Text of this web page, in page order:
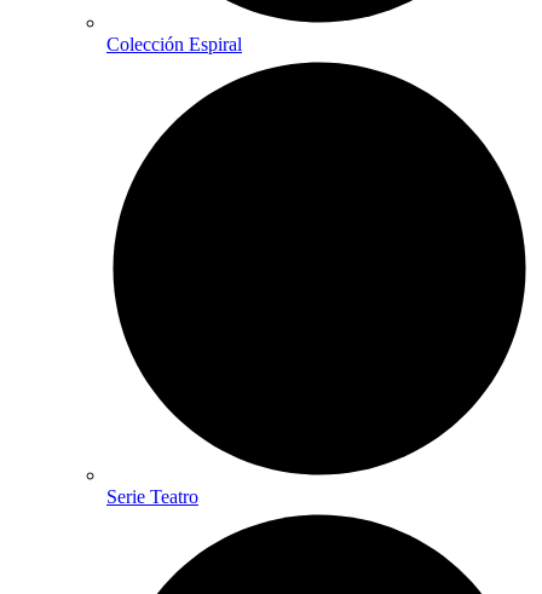
Colección Espiral
Serie Teatro